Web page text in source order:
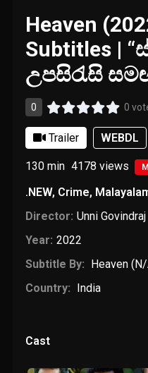
Heaven
Subtitles |
උපසිරැසි
0 0
Trailer WEBDL
130 min 4178 views
.NEW, Crime,
Director: Unni Govindraj
Year: 2022
Subtitle By:
Heaven
Country:
India
Cast